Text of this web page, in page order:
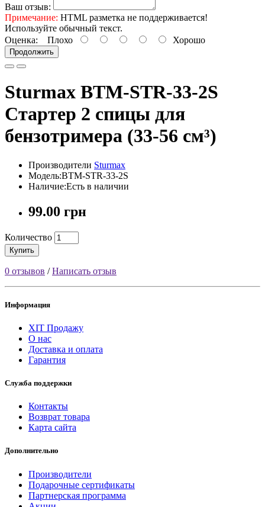
Ваш отзыв:
Примечание: HTML разметка не поддерживается!
Используйте обычный текст.
Оценка: Плохо Хорошо
Продолжить
Sturmax BTM-STR-33-2S
Стартер 2 спицы для
бензотримера (33-56 см³)
Производители Sturmax
Модель:BTM-STR-33-2S
Наличие:Есть в наличии
99.00 грн
Количество
Купить
0 отзывов /Написать отзыв
Информация
ХІТ Продажу
О нас
Доставка и оплата
Гарантия
Служба поддержки
Контакты
Возврат товара
Карта сайта
Дополнительно
Производители
Подарочные сертификаты
Партнерская программа